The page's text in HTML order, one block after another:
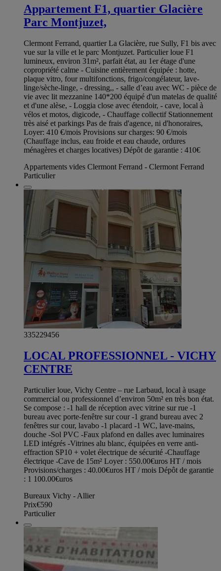
Appartement F1, quartier Glacière
Parc Montjuzet,
Clermont Ferrand, quartier La Glacière, rue Sully, F1 bis avec
vue sur la ville et le parc Montjuzet. Particulier loue F1
lumineux, environ 31m², parfait état, au 1er étage d'une
copropriété calme - Cuisine entièrement équipée : hotte,
plaque vitro, four multifonctions, frigo/congélateur, lave-
linge/sèche-linge, - dressing,, - salle d’eau avec WC - pièce de
vie avec lit mezzanine 140*200 équipé d'un matelas de qualité
et d'une alèse, - Loggia close avec étendoir, - cave, local à
vélos et motos, digicode, - Chauffage collectif Stationnement
très aisé et parkings Pas de frais d'agence, ni d'honoraires,
Loyer: 410 €/mois Provisions sur charges: 90 €/mois
(Chauffage inclus, eau froide et eau chaude, ordures
ménagères et charges locatives) Dépôt de garantie : 410€
Appartements vides Clermont Ferrand - Clermont Ferrand
Particulier
335229456
LOCAL PROFESSIONNEL - VICHY
CENTRE
Particulier loue, Vichy Centre – rue Larbaud, local à usage
commercial ou professionnel d’environ 50m² en très bon état.
Se compose : -1 hall de réception avec vitrine sur rue -1
bureau avec porte-fenêtre sur cour -1 grand bureau avec 2
fenêtres sur cour, lavabo -1 placard -1 WC, lave-mains,
douche -Sol PVC -Faux plafond en dalles avec luminaires
LED intégrés -Vitrines alu blanc, équipées en verre anti-
effraction SP10 + volet électrique de sécurité -Chauffage
électrique -Cave de 15m² Loyer : 550.00€uros HT / mois
Provisions/charges : 40.00€uros HT / mois Dépôt de garantie
: 1 100.00€uros
Bureaux Vichy - Allier
Prix€590
Particulier